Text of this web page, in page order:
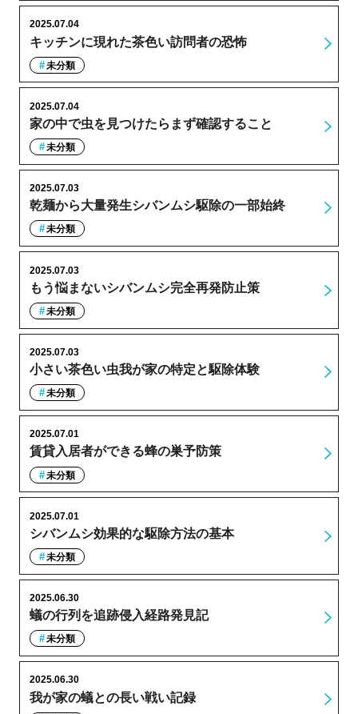
キッチンに現れた茶色い訪問者の恐怖
2025.07.04
未分類
家の中で虫を見つけたらまず確認すること
2025.07.04
未分類
乾麺から大量発生シバンムシ駆除の一部始終
2025.07.03
未分類
もう悩まないシバンムシ完全再発防止策
2025.07.03
未分類
小さい茶色い虫我が家の特定と駆除体験
2025.07.03
未分類
賃貸入居者ができる蜂の巣予防策
2025.07.01
未分類
シバンムシ効果的な駆除方法の基本
2025.07.01
未分類
蟻の行列を追跡侵入経路発見記
2025.06.30
未分類
我が家の蟻との長い戦い記録
2025.06.30